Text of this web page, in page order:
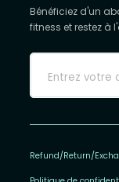
Bénéficiez d'un
fitness et restez à
Refund/Return/